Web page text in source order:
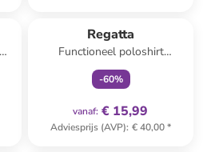
Regatta
Functioneel poloshirt
"Maverick V" turquoise
-60%
vanaf: € 15,99
Adviesprijs (AVP): € 40,00*